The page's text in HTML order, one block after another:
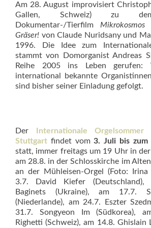
Am 28. August improvisiert
Gallen, Schweiz) zu
Dokumentar-/Tierfilm
Gräser! von Claude Nuridsany und
1996. Die Idee zum
stammt von Domorganist Andreas
Reihe 2005 ins Leben
international bekannte
sind bisher seiner Einladung gefolgt.
Der Internationale Orgelsommer
Stuttgart findet vom3. Juli bis zum
statt, immer freitags um 19 Uhr in
am 28.8. in der Schlosskirche im
an der Mühleisen-Orgel (Foto: Irina
3.7. David Kiefer (Deutschland),
Baginets (Ukraine), am 17.7.
(Niederlande), am 24.7. Eszter
31.7. Songyeon Im (Südkorea),
Righetti (Schweiz), am 14.8. Ghislain